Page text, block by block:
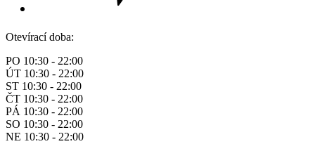
Otevírací doba:
PO 10:30 - 22:00
ÚT 10:30 - 22:00
ST 10:30 - 22:00
ČT 10:30 - 22:00
PÁ 10:30 - 22:00
SO 10:30 - 22:00
NE 10:30 - 22:00